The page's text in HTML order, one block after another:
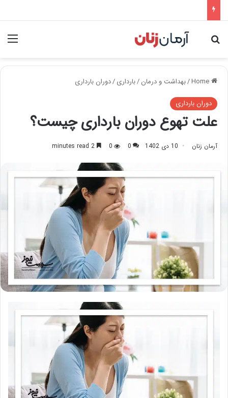
Search for
/بهداشت و درمان/بارداری/دوران بارداری
دوران بارداری
علت تهوع دوران بارداری چیست؟
آرمان زنان 10 دی 1402 0
0